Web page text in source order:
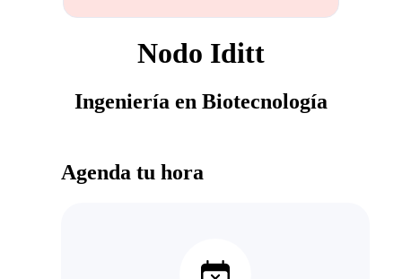
Nodo Iditt
Ingeniería en Biotecnología
Agenda tu hora